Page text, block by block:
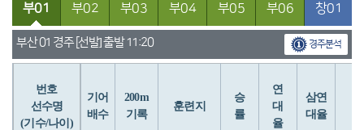
부01 부02 부03 부04 부05 부06 창01
부산 01 경주 [선발] 출발 11:20 경주분석
번호
선수명
(기수/나이)
기어
배수
200m
기록
훈련지
승
률
연
대
율
삼연
대율